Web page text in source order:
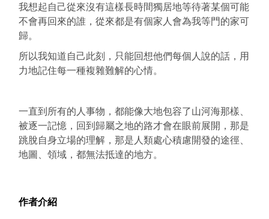
我想起自己從來沒有這樣長時間獨居地等待著某個可能
不會再回來的誰，從來都是有個家人會為我等門的家可
歸。
所以我知道自己此刻，只能回想他們每個人說的話，用
力地記住每一種複雜難解的心情。
一直到所有的人事物，都能像大地包容了山河海那樣、
被逐一記憶，回到歸屬之地的路才會在眼前展開，那是
跳脫自身立場的理解，那是人類處心積慮開發的途徑、
地圖、領域，都無法抵達的地方。
作者介紹